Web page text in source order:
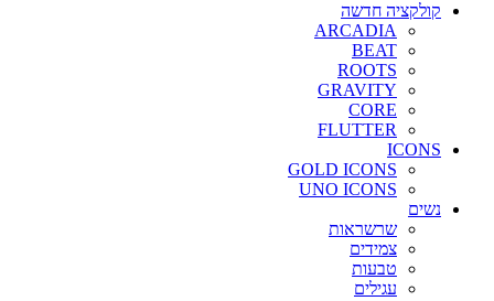
קולקציה חדשה
ARCADIA
BEAT
ROOTS
GRAVITY
CORE
FLUTTER
ICONS
GOLD ICONS
UNO ICONS
נשים
שרשראות
צמידים
טבעות
עגילים